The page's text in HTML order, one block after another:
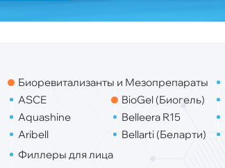
Биоревитализанты и Мезопрепараты
ASCE
Aquashine
Aribell
BioGel (Биогель)
Belleera R15
Bellarti (Беларти)
Филлеры для лица